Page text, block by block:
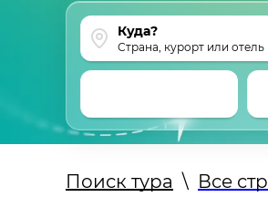
Страна, курорт или отель
Поиск тура \ Все